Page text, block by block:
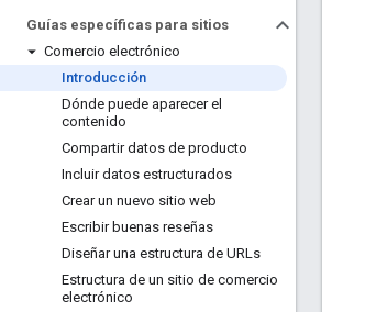
Guías específicas para sitios
Comercio electrónico
Introducción
Dónde puede aparecer el
contenido
Compartir datos de producto
Incluir datos estructurados
Crear un nuevo sitio web
Escribir buenas reseñas
Diseñar una estructura de URLs
Estructura de un sitio de comercio
electrónico